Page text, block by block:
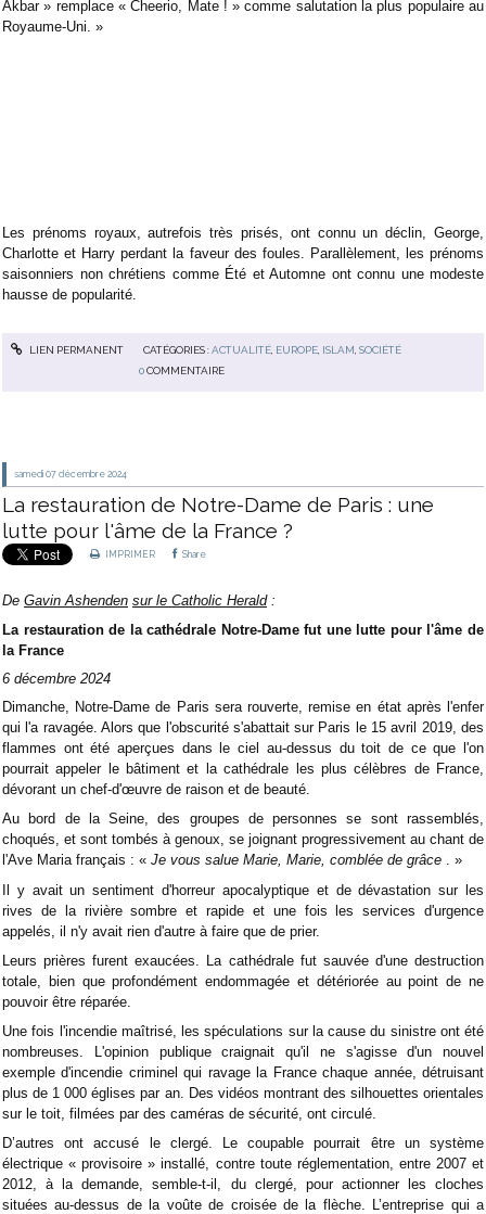
Akbar » remplace « Cheerio, Mate ! » comme salutation la plus populaire au
Royaume-Uni. »
Les prénoms royaux, autrefois très prisés, ont connu un déclin, George,
Charlotte et Harry perdant la faveur des foules. Parallèlement, les prénoms
saisonniers non chrétiens comme Été et Automne ont connu une modeste
hausse de popularité.
LIEN PERMANENT CATÉGORIES :ACTUALITÉ, EUROPE, ISLAM, SOCIÉTÉ
0 COMMENTAIRE
samedi 07 décembre 2024
La restauration de Notre-Dame de Paris : une
lutte pour l'âme de la France ?
IMPRIMER Share
De Gavin Ashenden sur le Catholic Herald:
La restauration de la cathédrale Notre-Dame fut une lutte pour l'âme de
la France
6 décembre 2024
Dimanche, Notre-Dame de Paris sera rouverte, remise en état après l'enfer
qui l'a ravagée. Alors que l'obscurité s'abattait sur Paris le 15 avril 2019, des
flammes ont été aperçues dans le ciel au-dessus du toit de ce que l'on
pourrait appeler le bâtiment et la cathédrale les plus célèbres de France,
dévorant un chef-d'œuvre de raison et de beauté.
Au bord de la Seine, des groupes de personnes se sont rassemblés,
choqués, et sont tombés à genoux, se joignant progressivement au chant de
l'Ave Maria français : « Je vous salue Marie, Marie, comblée de grâce . »
Il y avait un sentiment d'horreur apocalyptique et de dévastation sur les
rives de la rivière sombre et rapide et une fois les services d'urgence
appelés, il n'y avait rien d'autre à faire que de prier.
Leurs prières furent exaucées. La cathédrale fut sauvée d'une destruction
totale, bien que profondément endommagée et détériorée au point de ne
pouvoir être réparée.
Une fois l'incendie maîtrisé, les spéculations sur la cause du sinistre ont été
nombreuses. L'opinion publique craignait qu'il ne s'agisse d'un nouvel
exemple d'incendie criminel qui ravage la France chaque année, détruisant
plus de 1 000 églises par an. Des vidéos montrant des silhouettes orientales
sur le toit, filmées par des caméras de sécurité, ont circulé.
D’autres ont accusé le clergé. Le coupable pourrait être un système
électrique « provisoire » installé, contre toute réglementation, entre 2007 et
2012, à la demande, semble-t-il, du clergé, pour actionner les cloches
situées au-dessus de la voûte de croisée de la flèche. L’entreprise qui a